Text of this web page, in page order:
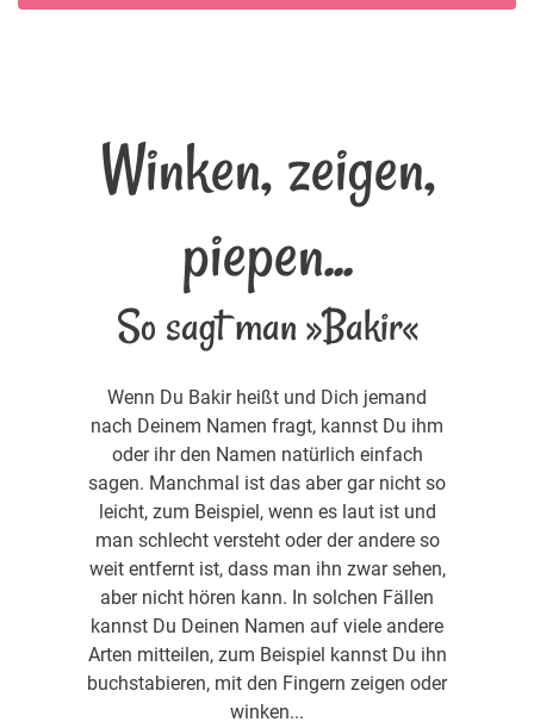
Winken, zeigen,
piepen...
So sagt man »Bakir«
Wenn Du Bakir heißt und Dich jemand
nach Deinem Namen fragt, kannst Du ihm
oder ihr den Namen natürlich einfach
sagen. Manchmal ist das aber gar nicht so
leicht, zum Beispiel, wenn es laut ist und
man schlecht versteht oder der andere so
weit entfernt ist, dass man ihn zwar sehen,
aber nicht hören kann. In solchen Fällen
kannst Du Deinen Namen auf viele andere
Arten mitteilen, zum Beispiel kannst Du ihn
buchstabieren, mit den Fingern zeigen oder
winken...